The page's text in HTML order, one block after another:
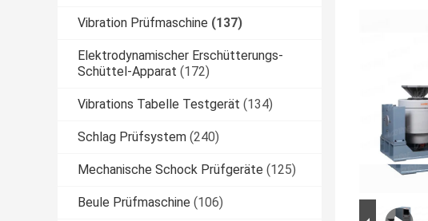
Vibration Prüfmaschine (137)
Elektrodynamischer Erschütterungs-
Schüttel-Apparat (172)
Vibrations Tabelle Testgerät (134)
Schlag Prüfsystem (240)
Mechanische Schock Prüfgeräte (125)
Beule Prüfmaschine (106)